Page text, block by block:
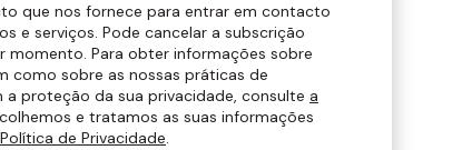
que nos fornece para entrar em contacto
e serviços. Pode cancelar a subscrição
momento. Para obter informações sobre
como sobre as nossas práticas de
proteção da sua privacidade, consulte a
e tratamos as suas informações
de Privacidade.